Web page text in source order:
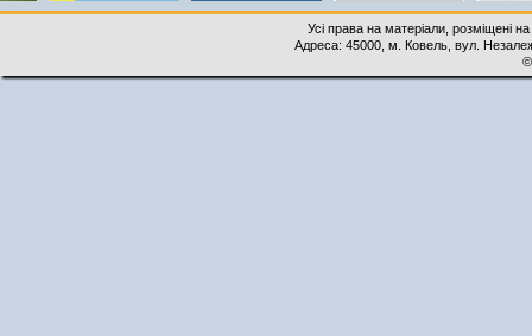
Усі права на матеріали, розміщені
Адреса: 45000, м. Ковель, вул.